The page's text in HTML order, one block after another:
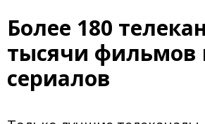
Более 180
тысячи фильмов
сериалов